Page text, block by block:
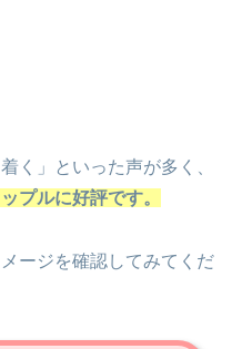
く」といった声が多く、
プルに好評です。
ージを確認してみてくだ